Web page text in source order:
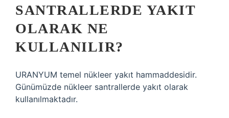
SANTRALLERDE YAKIT
OLARAK NE
KULLANILIR?
URANYUM temel nükleer yakıt hammaddesidir.
Günümüzde nükleer santrallerde yakıt olarak
kullanılmaktadır.